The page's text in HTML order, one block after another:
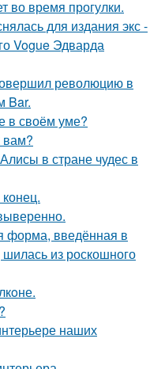
во время прогулки.
для издания экс -
Vogue Эдварда
революцию в
Bar.
в своём уме?
вам?
в стране чудес в
форма, введённая в
из роскошного
наших